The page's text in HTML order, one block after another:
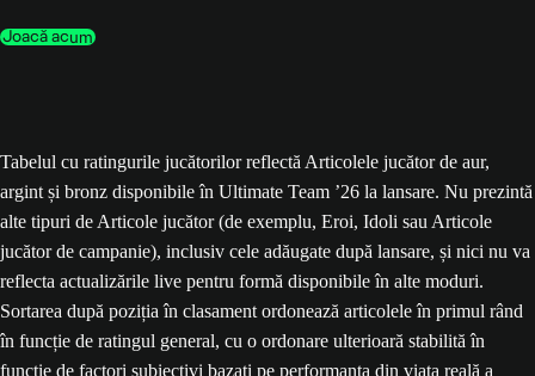
Joacă acum
Tabelul cu ratingurile jucătorilor reflectă Articolele jucător de aur,
argint și bronz disponibile în Ultimate Team ’26 la lansare. Nu prezintă
alte tipuri de Articole jucător (de exemplu, Eroi, Idoli sau Articole
jucător de campanie), inclusiv cele adăugate după lansare, și nici nu va
reflecta actualizările live pentru formă disponibile în alte moduri.
Sortarea după poziția în clasament ordonează articolele în primul rând
în funcție de ratingul general, cu o ordonare ulterioară stabilită în
funcție de factori subiectivi bazați pe performanța din viața reală a